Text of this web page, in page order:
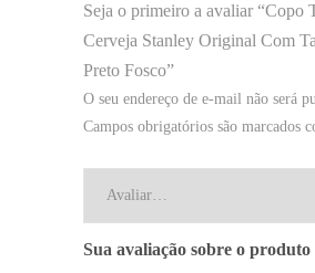
Seja o primeiro a avaliar “Copo
Cerveja Stanley Original Com
Preto Fosco”
O seu endereço de e-mail não será
Campos obrigatórios são marcados
Sua avaliação sobre o produto